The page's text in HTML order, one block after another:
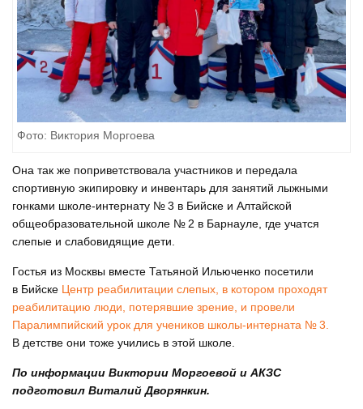
Фото: Виктория Моргоева
Она так же поприветствовала участников и передала
спортивную экипировку и инвентарь для занятий лыжными
гонками школе-интернату № 3 в Бийске и Алтайской
общеобразовательной школе № 2 в Барнауле, где учатся
слепые и слабовидящие дети.
Гостья из Москвы вместе Татьяной Ильюченко посетили
в Бийске Центр реабилитации слепых, в котором проходят
реабилитацию люди, потерявшие зрение, и провели
Паралимпийский урок для учеников школы-интерната № 3.
В детстве они тоже учились в этой школе.
По информации Виктории Моргоевой и АКЗС
подготовил Виталий Дворянкин.